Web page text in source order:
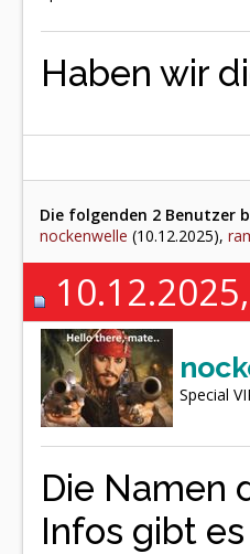
Haben wir
Die folgenden 2 Benutzer
nockenwelle (10.12.2025),
Special
Die Namen
Infos gibt